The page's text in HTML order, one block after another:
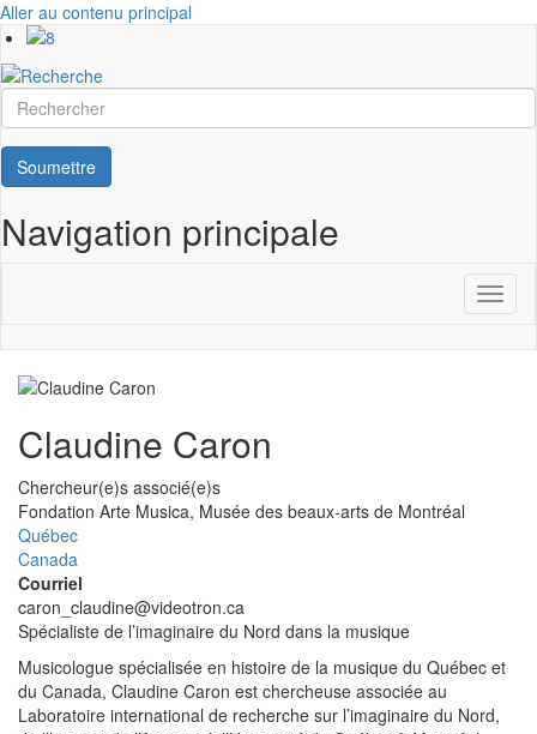
Aller au contenu principal
Rechercher
Soumettre
Navigation principale
Claudine Caron
Chercheur(e)s associé(e)s
Université
Fondation Arte Musica, Musée des beaux-arts de Montréal
Québec
Canada
Courriel
caron_claudine@videotron.ca
Spécialiste de l’imaginaire du Nord dans la musique
Musicologue spécialisée en histoire de la musique du Québec et
du Canada, Claudine Caron est chercheuse associée au
Laboratoire international de recherche sur l’imaginaire du Nord,